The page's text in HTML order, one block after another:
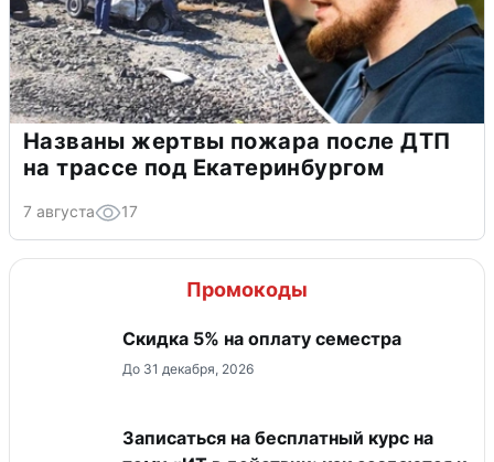
Названы жертвы пожара после ДТП
на трассе под Екатеринбургом
7 августа 17
Промокоды
Скидка 5% на оплату семестра
До 31 декабря, 2026
Записаться на бесплатный курс на